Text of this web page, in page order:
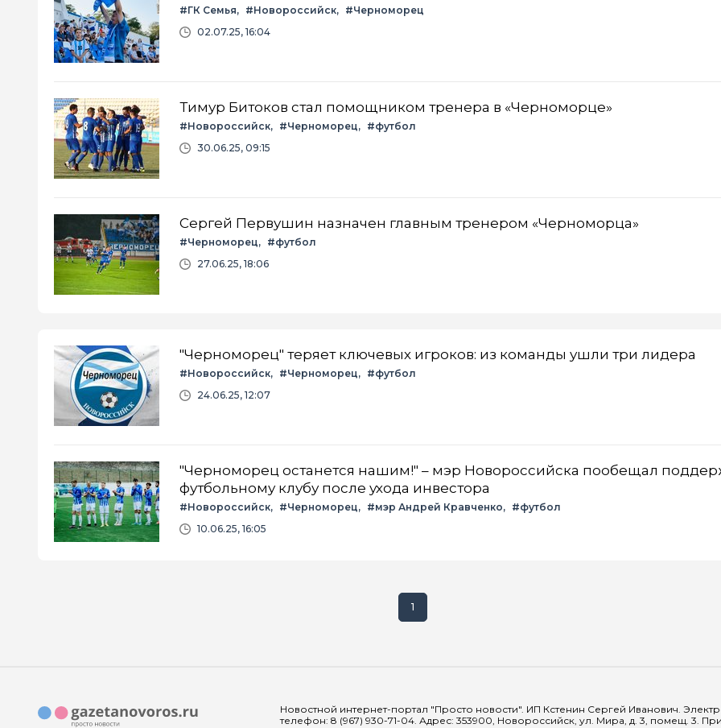
#ГК Семья #Новороссийск
#Черноморец
02.07.25, 16:04
Тимур Битоков стал помощником тренера в «Черноморце»
#Новороссийск #Черноморец
#футбол
30.06.25, 09:15
Сергей Первушин назначен главным тренером «Черноморца»
#Черноморец
#футбол
27.06.25, 18:06
"Черноморец" теряет ключевых игроков: из команды ушли три лидера
#Новороссийск #Черноморец
#футбол
24.06.25, 12:07
"Черноморец останется нашим!" – мэр Новороссийска пообещал
футбольному клубу после ухода инвестора
#Новороссийск #Черноморец #мэр Андрей Кравченко
#футбол
10.06.25, 16:05
1
Новостной интернет-портал "Просто новости". ИП Кстенин Сергей Иванович.
телефон: 8 (967) 930-71-04. Адрес: 353900, Новороссийск, ул. Мира, д. 3, помещ. 3.